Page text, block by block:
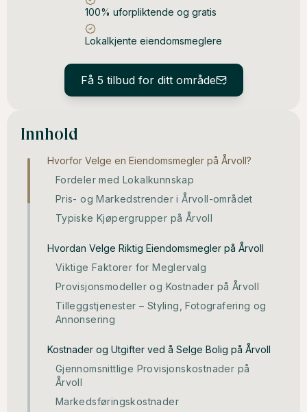
100% uforpliktende og gratis
Lokalkjente eiendomsmeglere
Få 5 tilbud for ditt område
Innhold
Hvorfor Velge en Eiendomsmegler på Årvoll?
Fordeler med Lokalkunnskap
Pris- og Markedstrender i Årvoll-området
Typiske Kjøpergrupper på Årvoll
Hvordan Velge Riktig Eiendomsmegler på Årvoll
Viktige Faktorer for Meglervalg
Provisjonsmodeller og Kostnader på Årvoll
Tilleggstjenester – Styling, Fotografering og
Annonsering
Kostnader og Utgifter ved å Selge Bolig på Årvoll
Gjennomsnittlige Provisjonskostnader på
Årvoll
Markedsføringskostnader